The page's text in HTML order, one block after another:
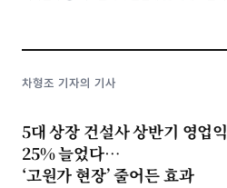
차형조 기자의 기사
5대 상장 건설사 상반기 영업익
25% 늘었다…
‘고원가 현장’ 줄어든 효과